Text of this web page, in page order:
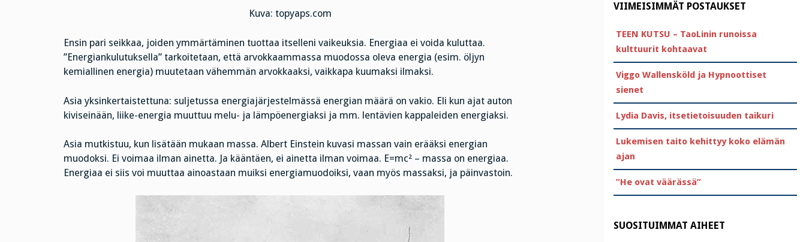
Kuva: topyaps.com
Ensin pari seikkaa, joiden ymmärtäminen tuottaa itselleni vaikeuksia. Energiaa ei voida kuluttaa.
”Energiankulutuksella” tarkoitetaan, että arvokkaammassa muodossa oleva energia (esim. öljyn
kemiallinen energia) muutetaan vähemmän arvokkaaksi, vaikkapa kuumaksi ilmaksi.
Asia yksinkertaistettuna: suljetussa energiajärjestelmässä energian määrä on vakio. Eli kun ajat auton
kiviseinään, liike-energia muuttuu melu- ja lämpöenergiaksi ja mm. lentävien kappaleiden energiaksi.
Asia mutkistuu, kun lisätään mukaan massa. Albert Einstein kuvasi massan vain erääksi energian
muodoksi. Ei voimaa ilman ainetta. Ja kääntäen, ei ainetta ilman voimaa. E=mc² – massa on energiaa.
Energiaa ei siis voi muuttaa ainoastaan muiksi energiamuodoiksi, vaan myös massaksi, ja päinvastoin.
VIIMEISIMMÄT POSTAUKSET
TEEN KUTSU – TaoLinin runoissa
kulttuurit kohtaavat
Viggo Wallensköld ja Hypnoottiset
sienet
Lydia Davis, itsetietoisuuden taikuri
Lukemisen taito kehittyy koko elämän
ajan
”He ovat väärässä”
SUOSITUIMMAT AIHEET